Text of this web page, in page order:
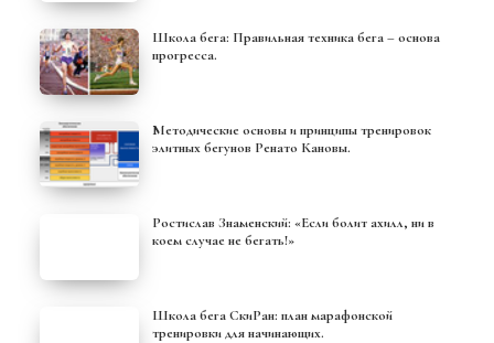
Школа бега: Правильная техника бега – основа
прогресса.
Методические основы и принципы тренировок
элитных бегунов Ренато Кановы.
Ростислав Знаменский: «Если болит ахилл, ни в
коем случае не бегать!»
Школа бега СкиРан: план марафонской
тренировки для начинающих.